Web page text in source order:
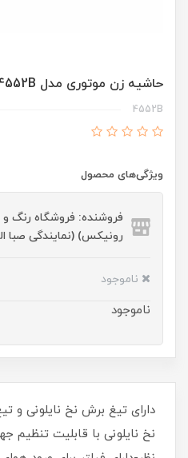
حاشیه زن موتوری مدل 4552B رونیکس
4552B
ویژگی‌های محصول
فروشنده: فروشگاه رنگ و
رونیکس) (نمایندگی صبا
ناموجود
ناموجود
دارای تیغ برش نخ نایلونی و
نخ نایلونی با قابلیت